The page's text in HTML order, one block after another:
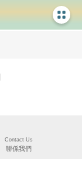
Contact Us
聯係我們